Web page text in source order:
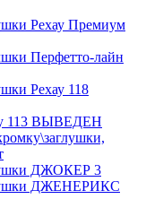
Рехау Премиум
Перфетто-лайн
Рехау 118
113 ВЫВЕДЕН
ДЖОКЕР 3
ДЖЕНЕРИКС